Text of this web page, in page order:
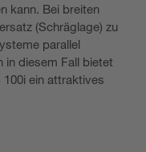
kann. Bei breiten
(Schräglage) zu
parallel
in diesem Fall bietet
ein attraktives